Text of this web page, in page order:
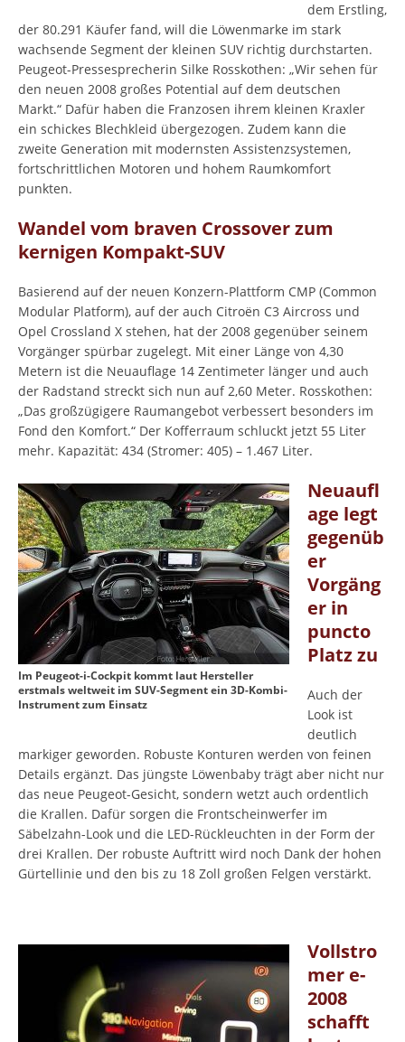
dem Erstling,
der 80.291 Käufer fand, will die Löwenmarke im stark
wachsende Segment der kleinen SUV richtig durchstarten.
Peugeot-Pressesprecherin Silke Rosskothen: „Wir sehen für
den neuen 2008 großes Potential auf dem deutschen
Markt.“ Dafür haben die Franzosen ihrem kleinen Kraxler
ein schickes Blechkleid übergezogen. Zudem kann die
zweite Generation mit modernsten Assistenzsystemen,
fortschrittlichen Motoren und hohem Raumkomfort
punkten.
Wandel vom braven Crossover zum
kernigen Kompakt-SUV
Basierend auf der neuen Konzern-Plattform CMP (Common
Modular Platform), auf der auch Citroën C3 Aircross und
Opel Crossland X stehen, hat der 2008 gegenüber seinem
Vorgänger spürbar zugelegt. Mit einer Länge von 4,30
Metern ist die Neuauflage 14 Zentimeter länger und auch
der Radstand streckt sich nun auf 2,60 Meter. Rosskothen:
„Das großzügigere Raumangebot verbessert besonders im
Fond den Komfort.“ Der Kofferraum schluckt jetzt 55 Liter
mehr. Kapazität: 434 (Stromer: 405) – 1.467 Liter.
Im Peugeot-i-Cockpit kommt laut Hersteller
erstmals weltweit im SUV-Segment ein 3D-Kombi-
Instrument zum Einsatz
Neuaufl
age legt
gegenüb
er
Vorgäng
er in
puncto
Platz zu
Auch der
Look ist
deutlich
markiger geworden. Robuste Konturen werden von feinen
Details ergänzt. Das jüngste Löwenbaby trägt aber nicht nur
das neue Peugeot-Gesicht, sondern wetzt auch ordentlich
die Krallen. Dafür sorgen die Frontscheinwerfer im
Säbelzahn-Look und die LED-Rückleuchten in der Form der
drei Krallen. Der robuste Auftritt wird noch Dank der hohen
Gürtellinie und den bis zu 18 Zoll großen Felgen verstärkt.
Vollstro
mer e-
2008
schafft